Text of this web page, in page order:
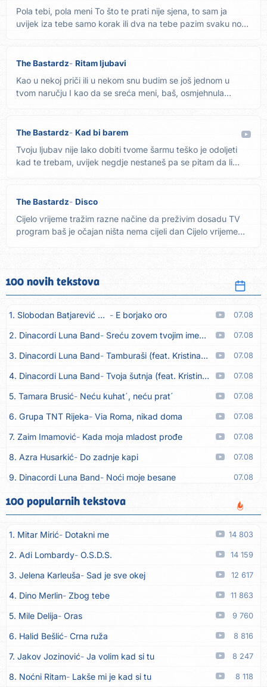
Pola tebi, pola meni To što te prati nije sjena, to sam ja
uvijek iza tebe samo korak ili dva na tebe pazim svaku noć
The Bastardz Ritam ljubavi
Kao u nekoj priči ili u nekom snu budim se još jednom u
tvom naručju I kao da se sreća meni, baš, osmjehnula
The Bastardz Kad bi barem
Tvoju ljubav nije lako dobiti tvome šarmu teško je odoljeti
kad te trebam, uvijek negdje nestaneš pa se pitam da li...
The Bastardz Disco
Cijelo vrijeme tražim razne načine da preživim dosadu TV
program baš je očajan ništa nema cijeli dan Cijelo vrijeme
100 novih tekstova
1. Slobodan Batjarević Čobe E borjako oro 07.08
2. Dinacordi Luna Band Sreću zovem tvojim imenom (feat. Kristina Smetko) 07.08
3. Dinacordi Luna Band Tamburaši (feat. Kristina Smetko) 07.08
4. Dinacordi Luna Band Tvoja šutnja (feat. Kristina Smetko) 07.08
5. Tamara Brusić Neću kuhat´, neću prat´ 07.08
6. Grupa TNT Rijeka Via Roma, nikad doma 07.08
7. Zaim Imamović Kada moja mladost prođe 07.08
8. Azra Husarkić Do zadnje kapi 07.08
9. Dinacordi Luna Band Noći moje besane 07.08
10. Pet za 5 Pozdravi mi Stubicu
11. Dinacordi Luna Band Anđeo moj 07.08
12. Vesna Kartuš Vrati se 07.08
13. Severina Pozovi me ti (Anksiozna) 06.08
14. Fidellio Summer Time 06.08
15. Tereza Kesovija Volim te 06.08
16. Ruswaj Sada znam, to je ljubav 06.08
17. Nemanja Panić Daj mu sve što si dala meni 06.08
18. Gustafi Imala je oči pospane 06.08
19. Marko Nedug Pjesma za tebe 06.08
100 popularnih tekstova
1. Mitar Mirić Dotakni me 14 803
2. Adi Lombardy O.S.D.S. 14 159
3. Jelena Karleuša Sad je sve okej 12 617
4. Dino Merlin Zbog tebe 11 863
5. Mile Delija Oras 9 760
6. Halid Bešlić Crna ruža 8 816
7. Jakov Jozinović Ja volim kad si tu 8 247
8. Noćni Ritam Lakše mi je kad si tu 8 118